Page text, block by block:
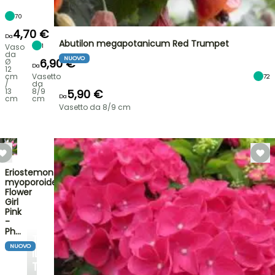
TRASFORMA
IL
TUO
70
Da4,70 €
Vaso
da
Ø
12
cm
/
13
cm
1
Da6,90 €
Vasetto
da
8/9
cm
Abutilon megapotanicum Red Trumpet
NUOVO
72
Da5,90 €
Vasetto da 8/9 cm
Eriostemon
myoporoides
Flower
Girl
Pink
-
Ph…
NUOVO